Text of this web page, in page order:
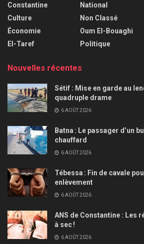
Constantine
Culture
Économie
El-Taref
National
Non Classé
Oum El-Bouaghi
Politique
Nouvelles récentes
Sétif : Mise en garde au
quadruple drame
6 AOÛT 2026
Batna : Le passager d’un
chauffard
6 AOÛT 2026
Tébessa : Fin de cavale
enlèvement
6 AOÛT 2026
ANS de Constantine : Les
à sec !
6 AOÛT 2026